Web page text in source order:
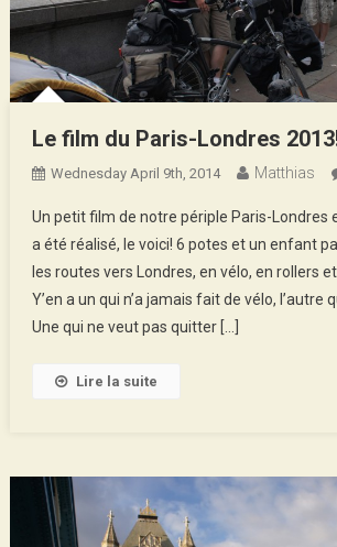
Le film du Paris-Londres
Wednesday April 9th, 2014 Matthias
Un petit film de notre périple Paris-Londres
a été réalisé, le voici! 6 potes et un enfant
les routes vers Londres, en vélo, en rollers
Y’en a un qui n’a jamais fait de vélo, l’autre
Une qui ne veut pas quitter […]
Lire la suite